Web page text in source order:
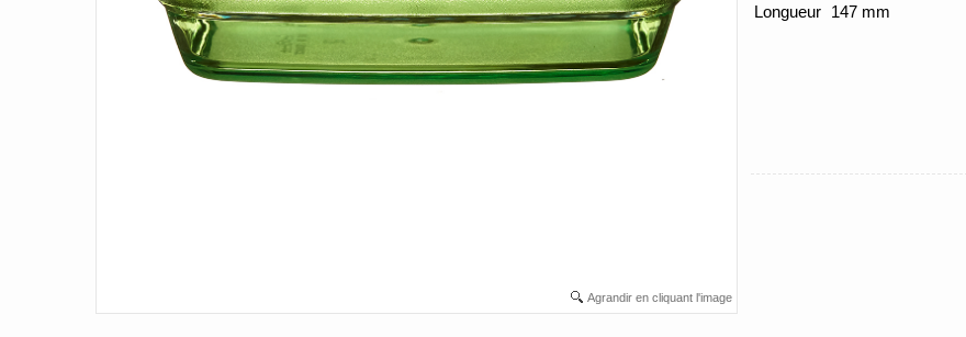
Agrandir en cliquant l'image
Longueur 147 mm